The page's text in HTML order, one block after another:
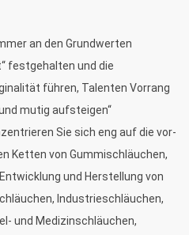
an den Grundwerten
festgehalten und die
führen, Talenten Vorrang
mutig aufsteigen“
Sie sich eng auf die vor-
Ketten von Gummischläuchen,
und Herstellung von
Industrieschläuchen,
und Medizinschläuchen,